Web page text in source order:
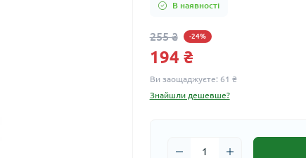
В наявності
255 ₴ -24%
194 ₴
Ви заощаджуєте: 61 ₴
Знайшли дешевше?